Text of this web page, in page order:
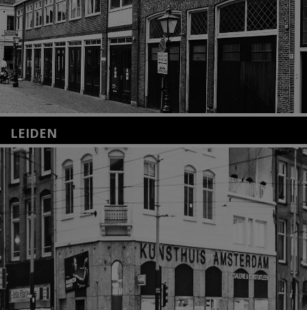
LEIDEN
Nieuwstraat 35
2312 KA Leiden
+31(0)71 – 52 84 480
info@kunsthuisleiden.nl
Lees meer